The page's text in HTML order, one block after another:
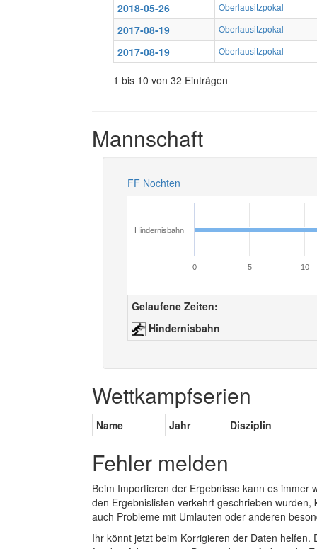
2018-05-26 Oberlausitzpokal
2017-08-19 Oberlausitzpokal
2017-08-19 Oberlausitzpokal
1 bis 10 von 32 Einträgen
Mannschaft
FF Nochten
Hindernisbahn
0 5 10
Gelaufene Zeiten:
Hindernisbahn
Wettkampfserien
Name Jahr Disziplin
Fehler melden
Beim Importieren der Ergebnisse kann es
den Ergebnislisten verkehrt geschrieben
auch Probleme mit Umlauten oder anderen
Ihr könnt jetzt beim Korrigieren der Daten